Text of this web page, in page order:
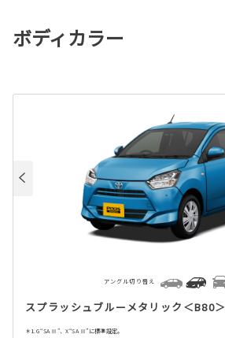
ボディカラー
スプラッシュブルーメタリック＜B80＞
＊1. G“SA Ⅲ”、X“SA Ⅲ”に標準設定。
アングル切り替え